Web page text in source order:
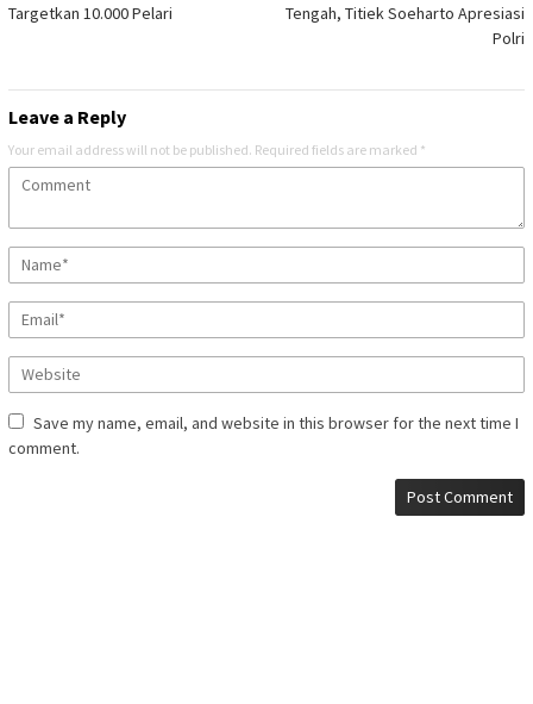
Targetkan 10.000 Pelari
Tengah, Titiek Soeharto Apresiasi
Polri
Leave a Reply
Your email address will not be published. Required fields are marked *
Save my name, email, and website in this browser for the next time I
comment.